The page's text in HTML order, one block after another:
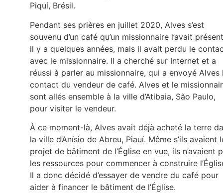
Piquí, Brésil.
Pendant ses prières en juillet 2020, Alves s’est
souvenu d’un café qu’un missionnaire l’avait
il y a quelques années, mais il avait perdu le
avec le missionnaire. Il a cherché sur Internet et a
réussi à parler au missionnaire, qui a envoyé Alves
contact du vendeur de café. Alves et le
sont allés ensemble à la ville d’Atibaia, São Paulo,
pour visiter le vendeur.
À ce moment-là, Alves avait déjà acheté la terre
la ville d’Anísio de Abreu, Piauí. Même s’ils avaient
projet de bâtiment de l’Église en vue, ils n’avaient
les ressources pour commencer à construire
Il a donc décidé d’essayer de vendre du café pour
aider à financer le bâtiment de l’Église.